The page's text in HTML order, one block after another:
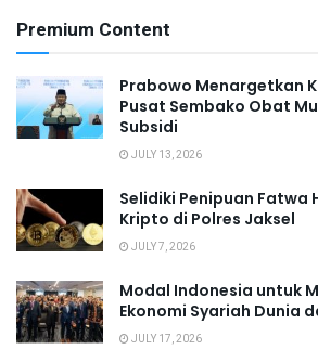
Premium Content
Prabowo Menargetkan
Pusat Sembako Obat
Subsidi
JULY 13, 2026
Selidiki Penipuan Fatwa
Kripto di Polres Jaksel
JULY 7, 2026
Modal Indonesia untuk
Ekonomi Syariah Dunia
JULY 17, 2026